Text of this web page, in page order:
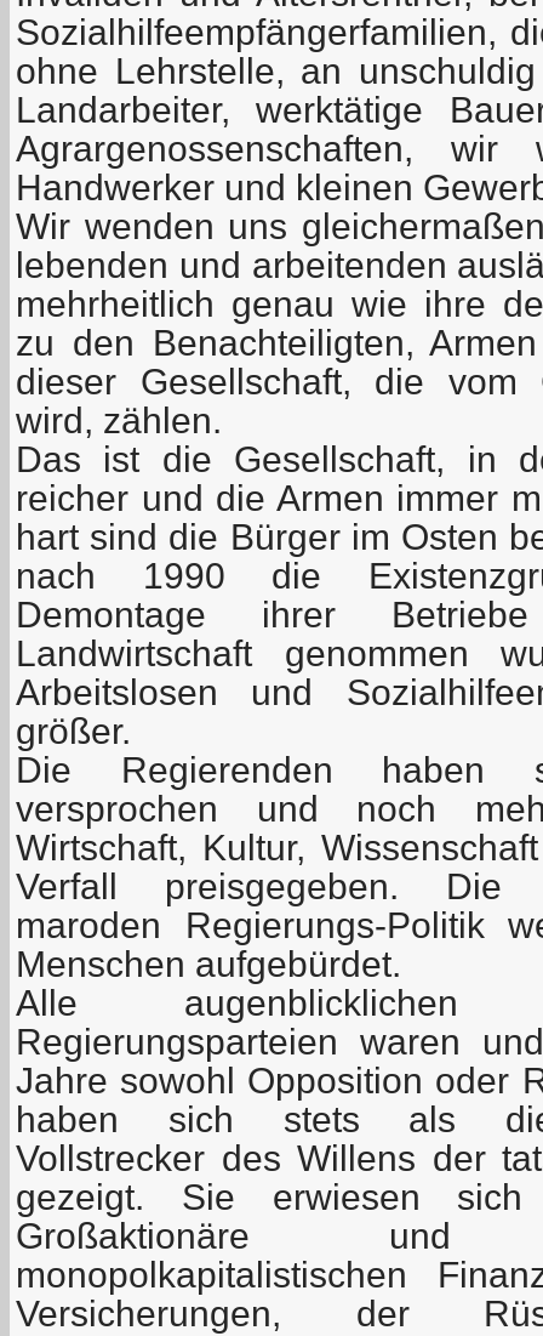
Sozialhilfeempfängerfamilien,
ohne Lehrstelle, an
Landarbeiter, werktätige
Agrargenossenschaften,
Handwerker und kleinen
Wir wenden uns
lebenden und arbeitenden
mehrheitlich genau wie ihre
zu den Benachteiligten,
dieser Gesellschaft, die vom
wird, zählen.
Das ist die Gesellschaft, in
reicher und die Armen immer
hart sind die Bürger im Osten
nach 1990 die
Demontage ihrer
Landwirtschaft genommen
Arbeitslosen und
größer.
Die Regierenden haben
versprochen und noch
Wirtschaft, Kultur,
Verfall preisgegeben. Die
maroden Regierungs-Politik
Menschen aufgebürdet.
Alle augenblicklichen
Regierungsparteien waren
Jahre sowohl Opposition oder
haben sich stets als die
Vollstrecker des Willens der
gezeigt. Sie erwiesen
Großaktionäre
monopolkapitalistischen
Versicherungen, der